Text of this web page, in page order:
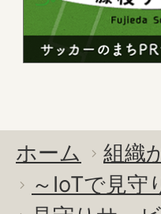
ホーム 組織
～IoTで見守